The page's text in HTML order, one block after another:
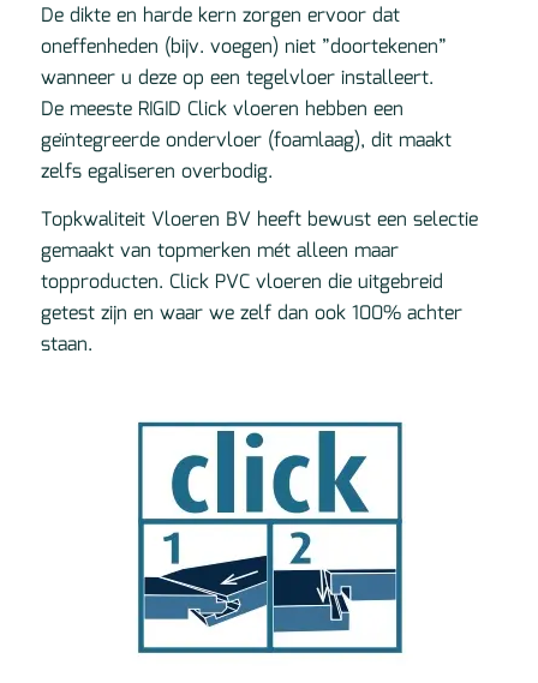
De dikte en harde kern zorgen ervoor dat
oneffenheden (bijv. voegen) niet ”doortekenen”
wanneer u deze op een tegelvloer installeert.
De meeste RIGID Click vloeren hebben een
geïntegreerde ondervloer (foamlaag), dit maakt
zelfs egaliseren overbodig.
Topkwaliteit Vloeren BV heeft bewust een selectie
gemaakt van topmerken mét alleen maar
topproducten. Click PVC vloeren die uitgebreid
getest zijn en waar we zelf dan ook 100% achter
staan.